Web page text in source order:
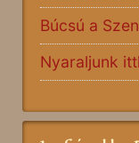
Búcsú a
Nyaraljunk